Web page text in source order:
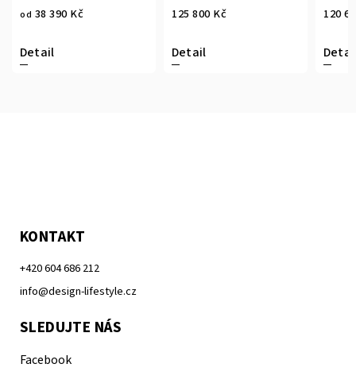
od 38 390 Kč
Detail
125 800 Kč
Detail
120
KONTAKT
+420 604 686 212
info@design-lifestyle.cz
SLEDUJTE NÁS
Facebook